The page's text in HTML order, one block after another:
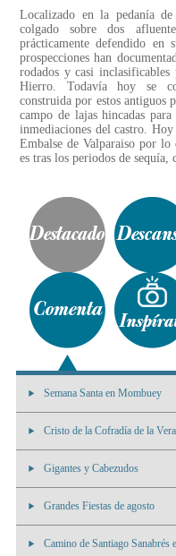
Localizado en la pedanía
colgado sobre dos
prácticamente defendido en
prospecciones han
rodados y casi
Hierro. Todavía hoy se
construida por estos antiguos
campo de lajas hincadas
inmediaciones del castro.
Embalse de Valparaiso por
es tras los periodos de sequía,
Semana Santa en Mombuey
Cristo de la Cofradía de la
Gigantes y Cabezudos
Grandes Fiestas de agosto
Camino de Santiago Sanabrés